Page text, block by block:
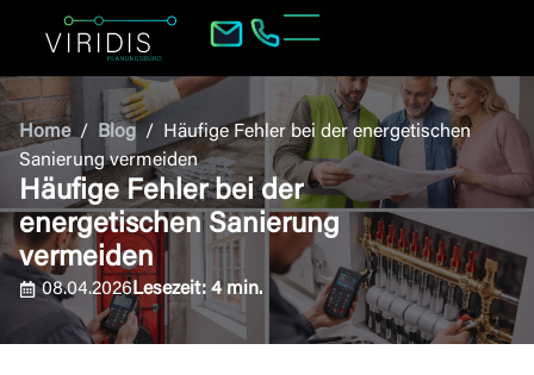
Home/ Blog/
Häufige Fehler bei der energetischen
Sanierung vermeiden
Häufige Fehler bei der
energetischen Sanierung
vermeiden
08.04.2026Lesezeit: 4 min.